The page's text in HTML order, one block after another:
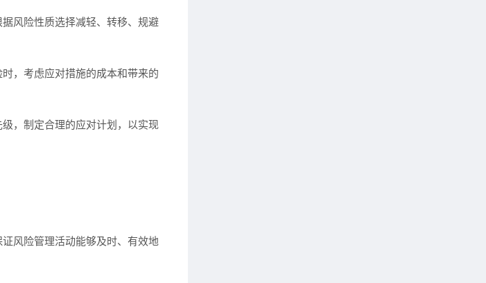
风险性质选择减轻、转移、规避
，考虑应对措施的成本和带来的
，制定合理的应对计划，以实现
风险管理活动能够及时、有效地